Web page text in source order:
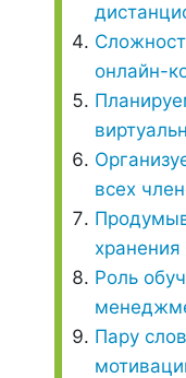
онлайн-
всех
Роль
Пару